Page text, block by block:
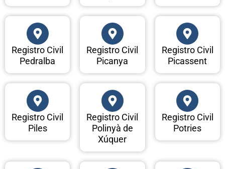
Registro Civil
Pedralba
Registro Civil
Picanya
Registro Civil
Picassent
Registro Civil
Piles
Registro Civil
Polinyà de
Xúquer
Registro Civil
Potries